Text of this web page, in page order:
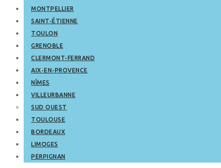
MONTPELLIER
SAINT-ÉTIENNE
TOULON
GRENOBLE
CLERMONT-FERRAND
AIX-EN-PROVENCE
NÎMES
VILLEURBANNE
SUD OUEST
TOULOUSE
BORDEAUX
LIMOGES
PERPIGNAN